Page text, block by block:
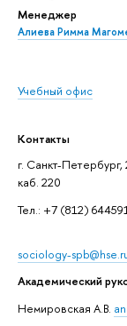
Менеджер
Алиева Римма
Учебный офис
Контакты
г. Санкт-Петербург,
каб. 220
Тел.: +7 (812)
sociology-
Академический
Немировская А.В.